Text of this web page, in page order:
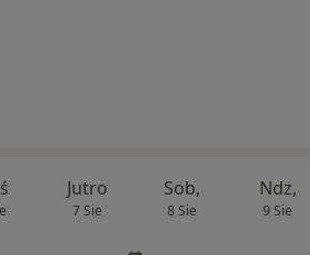
Jutro
7 Sie
Sob,
8 Sie
Ndz,
9 Sie